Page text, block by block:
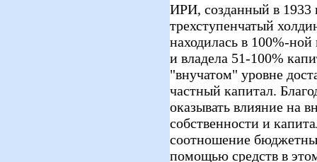
ИРИ, созданный в 1933
трехступенчатый
находилась в 100%-ной
и владела 51-100%
"внучатом" уровне
частный капитал.
оказывать влияние на
собственности и
соотношение
помощью средств в